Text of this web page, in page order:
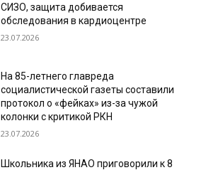
СИЗО, защита добивается
обследования в кардиоцентре
23.07.2026
На 85-летнего главреда
социалистической газеты составили
протокол о «фейках» из-за чужой
колонки с критикой РКН
23.07.2026
Школьника из ЯНАО приговорили к 8